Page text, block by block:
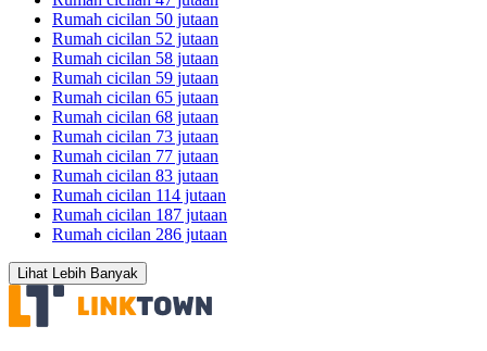
Rumah cicilan 50 jutaan
Rumah cicilan 52 jutaan
Rumah cicilan 58 jutaan
Rumah cicilan 59 jutaan
Rumah cicilan 65 jutaan
Rumah cicilan 68 jutaan
Rumah cicilan 73 jutaan
Rumah cicilan 77 jutaan
Rumah cicilan 83 jutaan
Rumah cicilan 114 jutaan
Rumah cicilan 187 jutaan
Rumah cicilan 286 jutaan
Lihat Lebih Banyak